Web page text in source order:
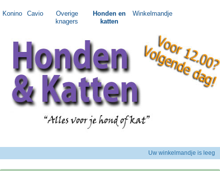
Konino Cavio
Overige
knagers
Honden en
katten
Winkelmandje
Uw winkelmandje is leeg